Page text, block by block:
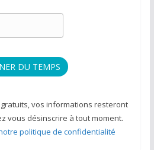
vos informations resteront
vous désinscrire à tout moment.
politique de confidentialité